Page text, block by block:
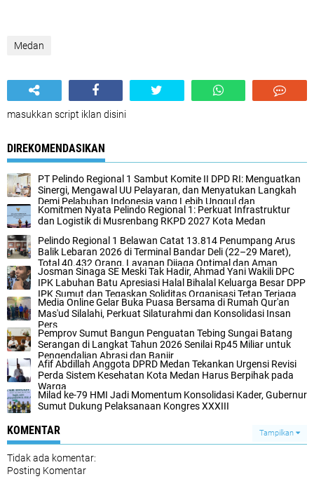
Medan
masukkan script iklan disini
DIREKOMENDASIKAN
PT Pelindo Regional 1 Sambut Komite II DPD RI: Menguatkan
Sinergi, Mengawal UU Pelayaran, dan Menyatukan Langkah
Demi Pelabuhan Indonesia yang Lebih Unggul dan
Berkelanjutan
Komitmen Nyata Pelindo Regional 1: Perkuat Infrastruktur
dan Logistik di Musrenbang RKPD 2027 Kota Medan
Pelindo Regional 1 Belawan Catat 13.814 Penumpang Arus
Balik Lebaran 2026 di Terminal Bandar Deli (22–29 Maret),
Total 40.432 Orang, Layanan Dijaga Optimal dan Aman
Josman Sinaga SE Meski Tak Hadir, Ahmad Yani Wakili DPC
IPK Labuhan Batu Apresiasi Halal Bihalal Keluarga Besar DPP
IPK Sumut dan Tegaskan Soliditas Organisasi Tetap Terjaga
dan Kompak.
Media Online Gelar Buka Puasa Bersama di Rumah Qur'an
Mas'ud Silalahi, Perkuat Silaturahmi dan Konsolidasi Insan
Pers
Pemprov Sumut Bangun Penguatan Tebing Sungai Batang
Serangan di Langkat Tahun 2026 Senilai Rp45 Miliar untuk
Pengendalian Abrasi dan Banjir
Afif Abdillah Anggota DPRD Medan Tekankan Urgensi Revisi
Perda Sistem Kesehatan Kota Medan Harus Berpihak pada
Warga
Milad ke-79 HMI Jadi Momentum Konsolidasi Kader, Gubernur
Sumut Dukung Pelaksanaan Kongres XXXIII
KOMENTAR Tampilkan
Tidak ada komentar:
Posting Komentar